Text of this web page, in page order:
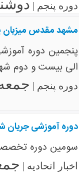
دوره پنجم | دوشنبه ۳۱
مشهد مقدس میزبان
پنجمین دوره
الی بیست و دوم
دوره پنجم | جمعه ۱۴ شهریور
دوره آموزشی
سومین دوره تخصصی
اخبار اتحادیه | جمعه ۱